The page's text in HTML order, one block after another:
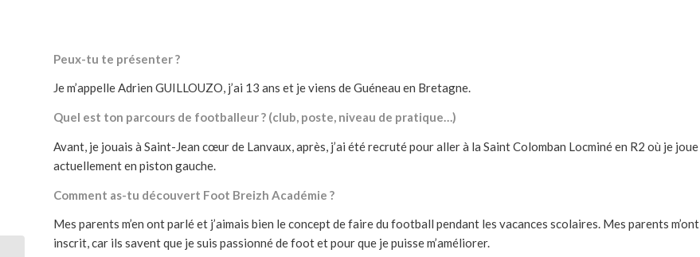
Peux-tu te présenter ?
Je m’appelle Adrien GUILLOUZO, j’ai 13 ans et je viens de Guéneau en Bretagne.
Quel est ton parcours de footballeur ? (club, poste, niveau de pratique…)
Avant, je jouais à Saint-Jean cœur de Lanvaux, après, j’ai été recruté pour aller à la Saint Colomban Locminéen R2 où je joue
actuellement en piston gauche.
Comment as-tu découvert Foot Breizh Académie ?
Mes parents m’en ont parlé et j’aimais bien le concept de faire du football pendant les vacances scolaires. Mes parents m’ont
inscrit, car ils savent que je suis passionné de foot et pour que je puisse m’améliorer.